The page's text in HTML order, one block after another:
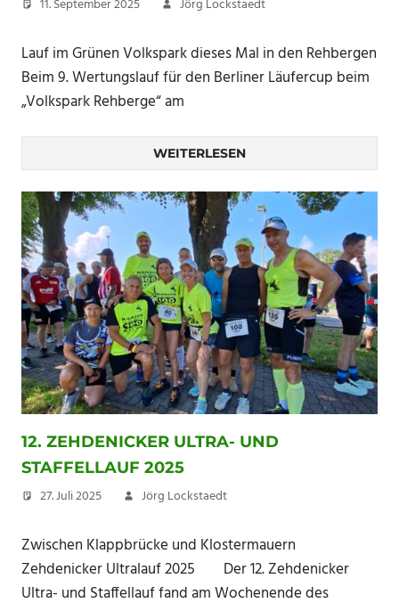
11. September 2025 Jörg Lockstaedt
Lauf im Grünen Volkspark dieses Mal in den Rehbergen
Beim 9. Wertungslauf für den Berliner Läufercup beim
„Volkspark Rehberge“ am
WEITERLESEN
12. ZEHDENICKER ULTRA- UND
STAFFELLAUF 2025
27. Juli 2025 Jörg Lockstaedt
Zwischen Klappbrücke und Klostermauern
Zehdenicker Ultralauf 2025 Der 12. Zehdenicker
Ultra- und Staffellauf fand am Wochenende des